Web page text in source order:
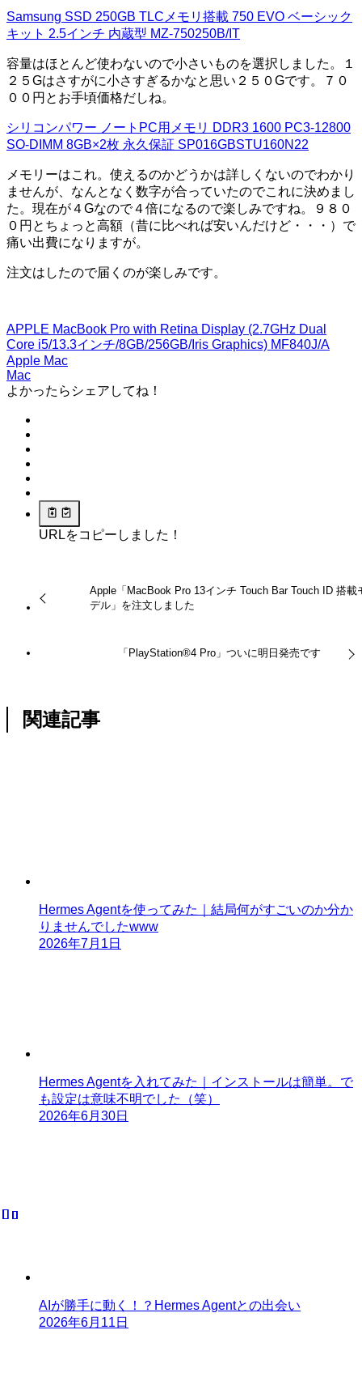
Samsung SSD 250GB TLCメモリ搭載 750 EVO ベーシック
キット 2.5インチ 内蔵型 MZ-750250B/IT
容量はほとんど使わないので小さいものを選択しました。１
２５Gはさすがに小さすぎるかなと思い２５０Gです。７０
００円とお手頃価格だしね。
シリコンパワー ノートPC用メモリ DDR3 1600 PC3-12800
SO-DIMM 8GB×2枚 永久保証 SP016GBSTU160N22
メモリーはこれ。使えるのかどうかは詳しくないのでわかり
ませんが、なんとなく数字が合っていたのでこれに決めまし
た。現在が４Gなので４倍になるので楽しみですね。９８０
０円とちょっと高額（昔に比べれば安いんだけど・・・）で
痛い出費になりますが。
注文はしたので届くのが楽しみです。
APPLE MacBook Pro with Retina Display (2.7GHz Dual
Core i5/13.3インチ/8GB/256GB/Iris Graphics) MF840J/A
Apple Mac
Mac
よかったらシェアしてね！
URLをコピーしました！
Apple「MacBook Pro 13インチ Touch Bar Touch ID 搭載
デル」を注文しました
「PlayStation®4 Pro」ついに明日発売です
関連記事
Hermes Agentを使ってみた｜結局何がすごいのか分か
りませんでしたwww
2026年7月1日
Hermes Agentを入れてみた｜インストールは簡単。で
も設定は意味不明でした（笑）
2026年6月30日
AIが勝手に動く！？Hermes Agentとの出会い
2026年6月11日